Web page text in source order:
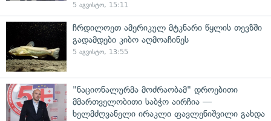
5 აგვისტო, 15:11
ჩრდილოეთ ამერიკულ მტკნარი წყლის თევზში
გადამდები კიბო აღმოაჩინეს
5 აგვისტო, 13:55
"ნაციონალურმა მოძრაობამ" დროებითი
მმართველობითი საბჭო აირჩია —
ხელმძღვანელი ირაკლი ფავლენიშვილი გახდა